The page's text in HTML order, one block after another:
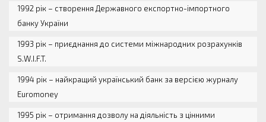
1992 рік – створення Державного експортно-імпортного
банку України
1993 рік – приєднання до системи міжнародних розрахунків
S.W.I.F.T.
1994 рік – найкращий український банк за версією журналу
Euromoney
1995 рік – отримання дозволу на діяльність з цінними